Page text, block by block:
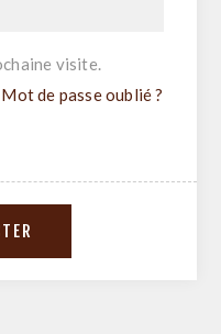
visite.
Mot de passe oublié ?